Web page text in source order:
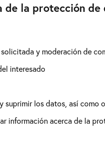
de la protección de
y moderación de
interesado
suprimir los datos, así
información acerca de la